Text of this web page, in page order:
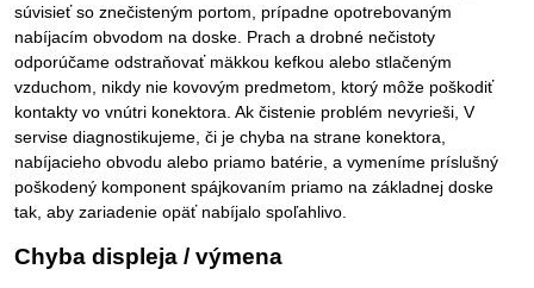
súvisieť so znečisteným portom, prípadne opotrebovaným
nabíjacím obvodom na doske. Prach a drobné nečistoty
odporúčame odstraňovať mäkkou kefkou alebo stlačeným
vzduchom, nikdy nie kovovým predmetom, ktorý môže poškodiť
kontakty vo vnútri konektora. Ak čistenie problém nevyrieši, V
servise diagnostikujeme, či je chyba na strane konektora,
nabíjacieho obvodu alebo priamo batérie, a vymeníme príslušný
poškodený komponent spájkovaním priamo na základnej doske
tak, aby zariadenie opäť nabíjalo spoľahlivo.
Chyba displeja / výmena